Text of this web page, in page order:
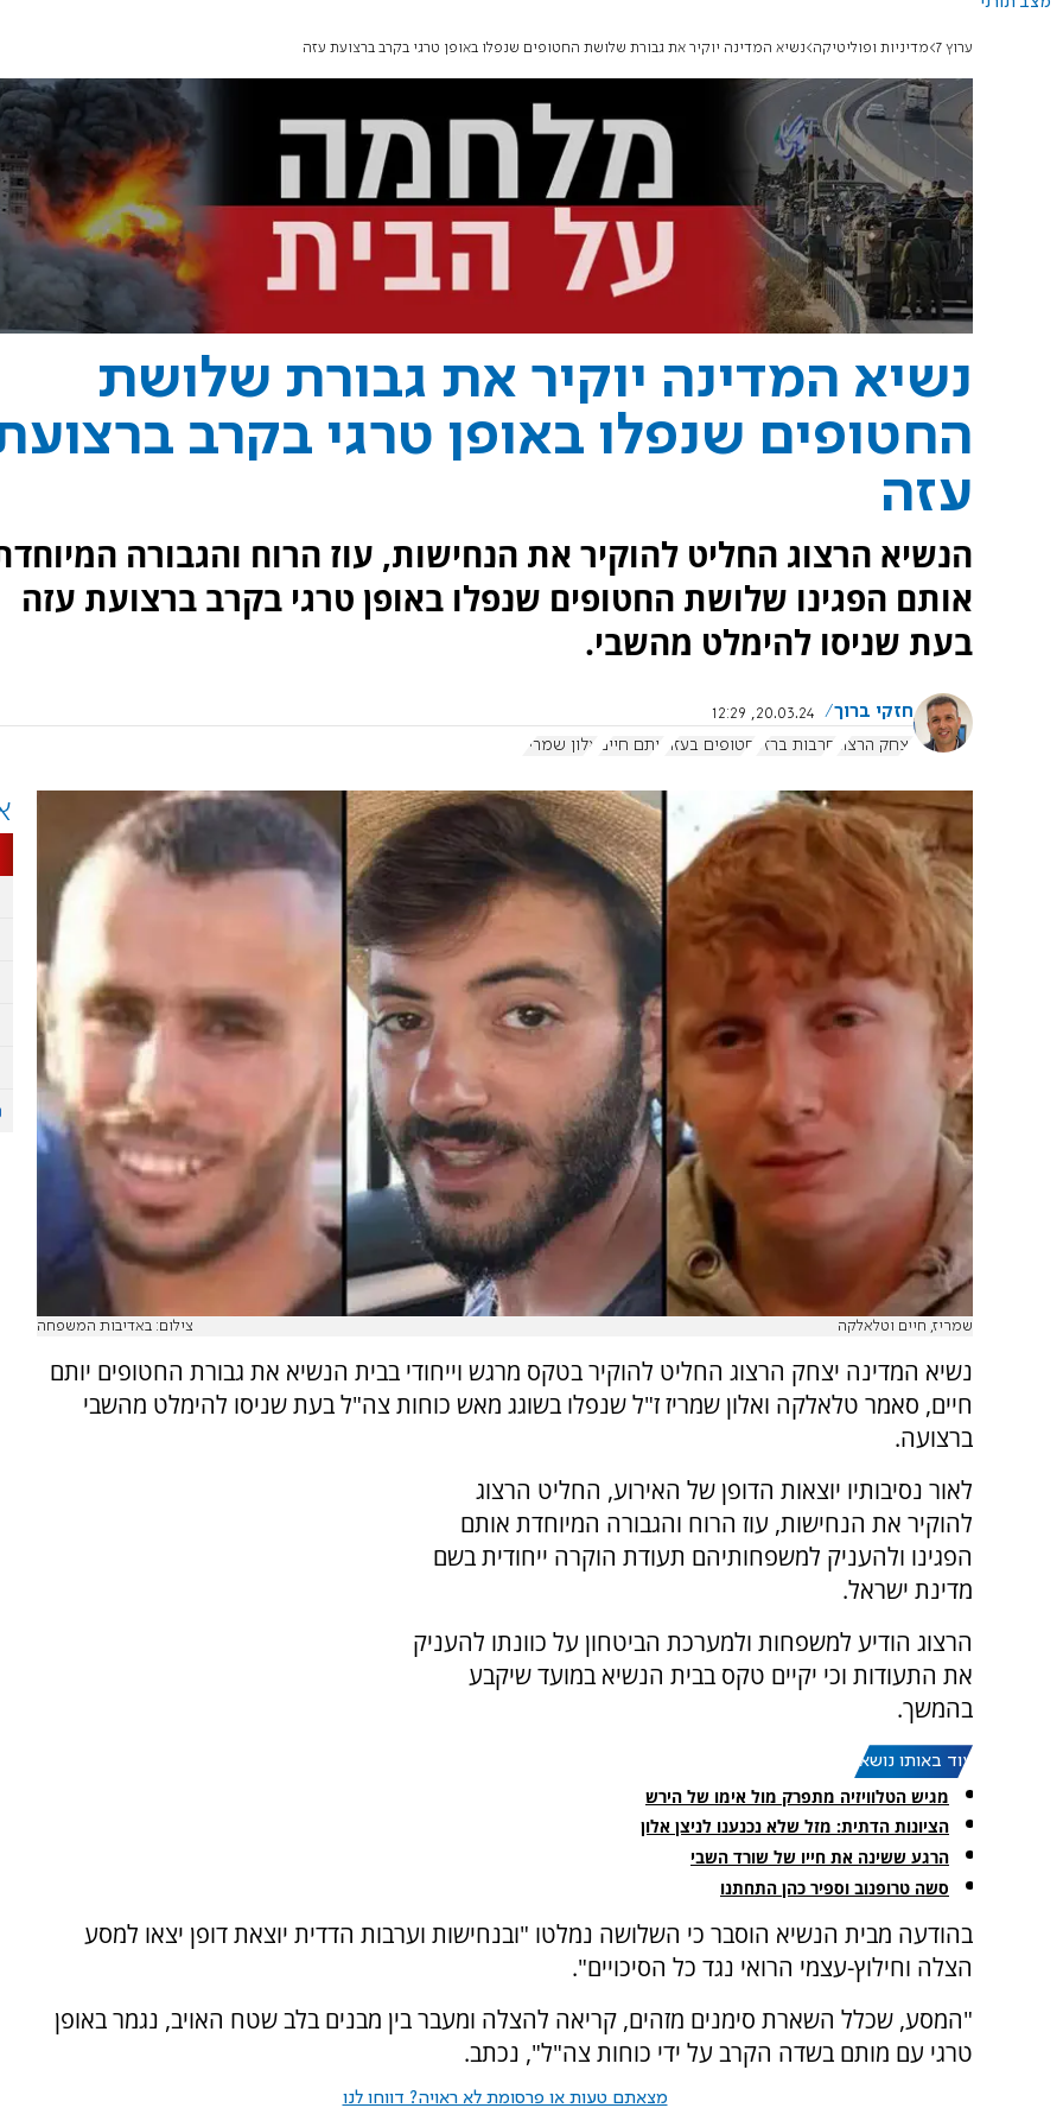
ערוץ 7 מדיניות ופוליטיקה נשיא המדינה יוקיר את גבורת שלושת החטופים שנפלו באופן טרגי בקרב ברצועת עזה
נשיא המדינה יוקיר את גבורת שלושת
החטופים שנפלו באופן טרגי בקרב
עזה
הנשיא הרצוג החליט להוקיר את הנחישות, עוז הרוח והגבורה
אותם הפגינו שלושת החטופים שנפלו באופן טרגי בקרב ברצועת עזה
בעת שניסו להימלט מהשבי.
חזקי ברוך
20.03.24, 12:29
יצחק הרצוג חרבות ברזל חטופים בעזה יותם חיים אלון שמריז
שמריז, חיים וטלאלקה צילום: באדיבות המשפחה
נשיא המדינה יצחק הרצוג החליט להוקיר בטקס מרגש וייחודי בבית הנשיא את גבורת החטופים יותם
חיים, סאמר טלאלקה ואלון שמריז ז"ל שנפלו בשוגג מאש כוחות צה"ל בעת שניסו להימלט מהשבי
ברצועה.
לאור נסיבותיו יוצאות הדופן של האירוע, החליט הרצוג
להוקיר את הנחישות, עוז הרוח והגבורה המיוחדת אותם
הפגינו ולהעניק למשפחותיהם תעודת הוקרה ייחודית בשם
מדינת ישראל.
הרצוג הודיע למשפחות ולמערכת הביטחון על כוונתו להעניק
את התעודות וכי יקיים טקס בבית הנשיא במועד שיקבע
בהמשך.
עוד באותו נושא:
מגיש הטלוויזיה מתפרק מול אימו של הירש
הציונות הדתית: מזל שלא נכנענו לניצן אלון
הרגע ששינה את חייו של שורד השבי
סשה טרופנוב וספיר כהן התחתנו
בהודעה מבית הנשיא הוסבר כי השלושה נמלטו "ובנחישות וערבות הדדית יוצאת דופן יצאו למסע
הצלה וחילוץ-עצמי הרואי נגד כל הסיכויים".
"המסע, שכלל השארת סימנים מזהים, קריאה להצלה ומעבר בין מבנים בלב שטח האויב, נגמר באופן
טרגי עם מותם בשדה הקרב על ידי כוחות צה"ל", נכתב.
מצאתם טעות או פרסומת לא ראויה? דווחו לנו